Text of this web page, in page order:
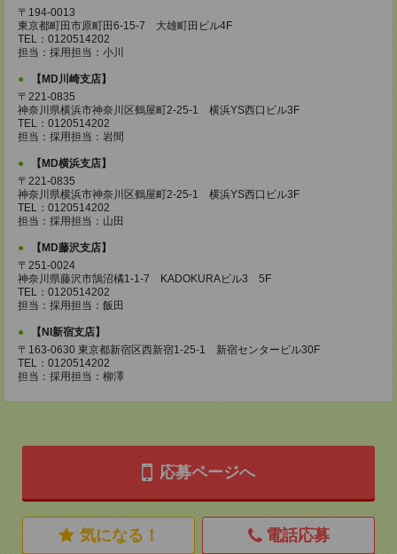
〒194-0013
東京都町田市原町田6-15-7 大雄町田ビル4F
TEL：0120514202
担当：採用担当：小川
【MD川崎支店】
〒221-0835
神奈川県横浜市神奈川区鶴屋町2-25-1 横浜YS西口ビル3F
TEL：0120514202
担当：採用担当：岩間
【MD横浜支店】
〒221-0835
神奈川県横浜市神奈川区鶴屋町2-25-1 横浜YS西口ビル3F
TEL：0120514202
担当：採用担当：山田
【MD藤沢支店】
〒251-0024
神奈川県藤沢市鵠沼橘1-1-7 KADOKURAビル3 5F
TEL：0120514202
担当：採用担当：飯田
【NI新宿支店】
〒163-0630 東京都新宿区西新宿1-25-1 新宿センタービル30F
TEL：0120514202
担当：採用担当：柳澤
応募ページへ
気になる！ 電話応募